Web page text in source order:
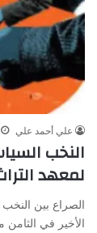
علي أحمد علي
النخب
لمعهد
الصراع بين النخب
الأخير في الثامن من فبراير 2017 دار